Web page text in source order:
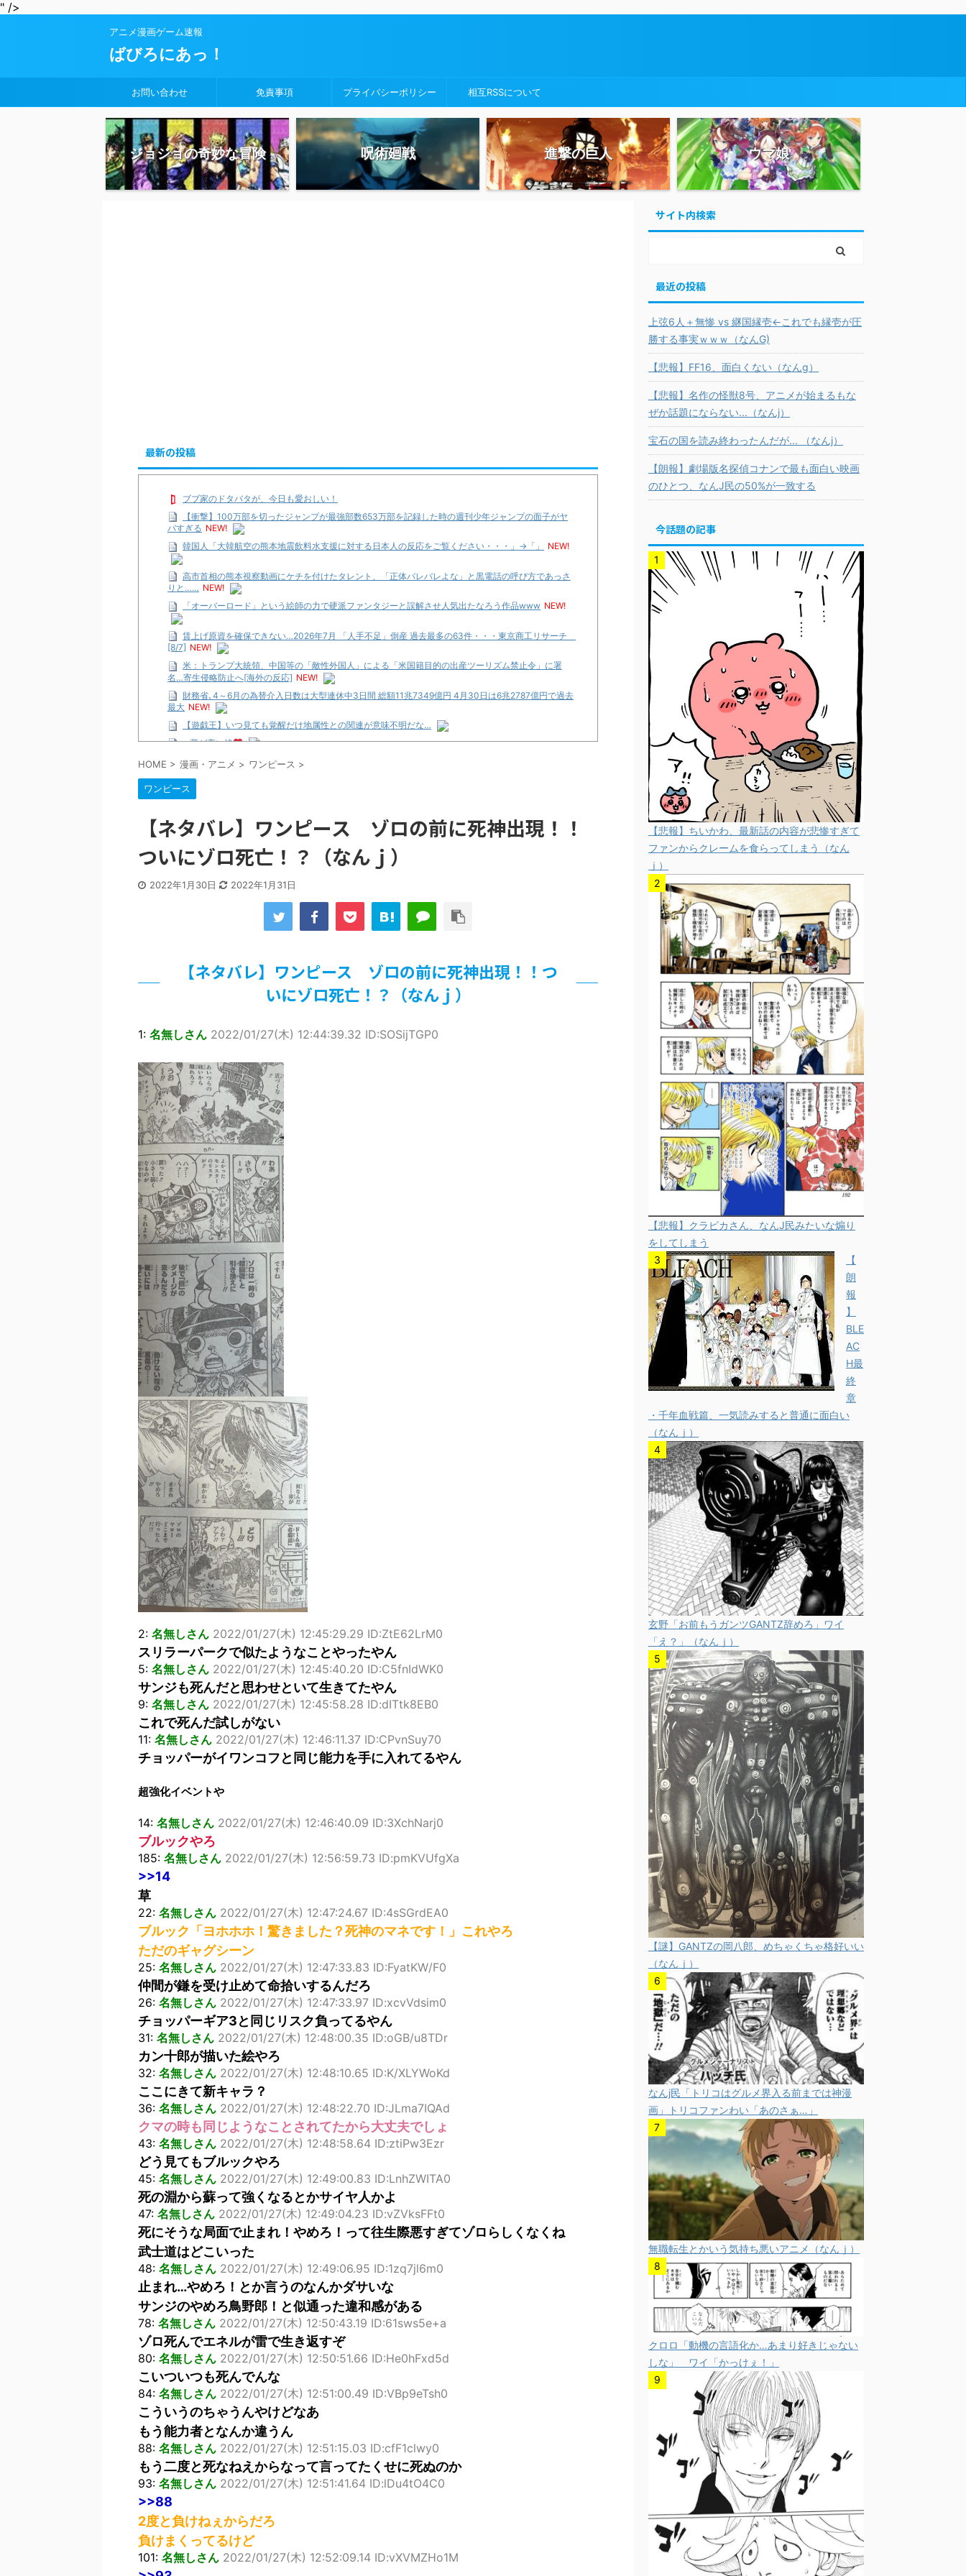
" />
アニメ漫画ゲーム速報
ばびろにあっ！
お問い合わせ 免責事項 プライバシーポリシー 相互RSSについて
ジョジョの奇妙な冒険 呪術廻戦 進撃の巨人 ウマ娘
最新の投稿
ブブ家のドタバタが、今日も愛おしい！
【衝撃】100万部を切ったジャンプが最強部数653万部を記録した時の週刊少年ジャンプの面子がヤ
バすぎる NEW!
韓国人「大韓航空の熊本地震飲料水支援に対する日本人の反応をご覧ください・・・」→「」
NEW!
高市首相の熊本視察動画にケチを付けたタレント、「正体バレバレよな」と黒電話の呼び方であっさ
りと…… NEW!
「オーバーロード」という絵師の力で硬派ファンタジーと誤解させ人気出たなろう作品www NEW!
賃上げ原資を確保できない…2026年7月 「人手不足」倒産 過去最多の63件・・・東京商工リサーチ
[8/7] NEW!
米：トランプ大統領、中国等の「敵性外国人」による「米国籍目的の出産ツーリズム禁止令」に署
名…寄生侵略防止へ[海外の反応] NEW!
財務省､4～6月の為替介入日数は大型連休中3日間 総額11兆7349億円 4月30日は6兆2787億円で過去
最大 NEW!
【遊戯王】いつ見ても覚醒だけ地属性との関連が意味不明だな…
…背が高い娘
【遊戯王】いつ見ても覚醒だけ地属性との関連が意味不明だな…
「洋画に日本版主題歌は必要か?」論争
【ギャルゲ】「千恋*万花」のアニメ化決定でKOTOKOが主題歌歌うよ！
北原ももさんの挑発!!!
【画像】この女優さん、可愛すぎる
【遊戯王】いつ見ても覚醒だけ地属性との関連が意味不明だな…
美少女図鑑AWARD2026グランプリ・榎本彩乃、グラビア披露！透明感が凄い！！
【朗報】齋藤飛鳥、前屈みで完全に見えてる動画が拡散されてしまう…
【画像】『プリズマ☆イリヤ』の新グッズ、流石に一線を越えてしまう
…背が高い娘
佐藤絢音ちゃん(11)が万バズ！！
超能力が使えるようになったので限界まで極める事にした件 その２
【画像】『プリズマ☆イリヤ』の新グッズ、流石に一線を越えてしまう
敵「ダンクーガは合体するまでが長過ぎてつまらない」←合体する前から面白いんだよなぁ
まとめチェッカーは閉鎖しました。RSSの解除をお願いします。
【信長の野望・新生】米問屋をどういう時にどこに建てるのかわからない
NHKにようこそ！を見終えたんだがｗｗｗ
Powered by livedoor 相互RSS
HOME > 漫画・アニメ > ワンピース >
ワンピース
【ネタバレ】ワンピース ゾロの前に死神出現！！
ついにゾロ死亡！？（なんｊ）
2022年1月30日 2022年1月31日
【ネタバレ】ワンピース ゾロの前に死神出現！！つ
いにゾロ死亡！？（なんｊ）
1: 名無しさん 2022/01/27(木) 12:44:39.32 ID:SOSijTGP0
2: 名無しさん 2022/01/27(木) 12:45:29.29 ID:ZtE62LrM0
スリラーパークで似たようなことやったやん
5: 名無しさん 2022/01/27(木) 12:45:40.20 ID:C5fnIdWK0
サンジも死んだと思わせといて生きてたやん
9: 名無しさん 2022/01/27(木) 12:45:58.28 ID:dITtk8EB0
これで死んだ試しがない
11: 名無しさん 2022/01/27(木) 12:46:11.37 ID:CPvnSuy70
チョッパーがイワンコフと同じ能力を手に入れてるやん
超強化イベントや
14: 名無しさん 2022/01/27(木) 12:46:40.09 ID:3XchNarj0
ブルックやろ
185: 名無しさん 2022/01/27(木) 12:56:59.73 ID:pmKVUfgXa
>>14
草
22: 名無しさん 2022/01/27(木) 12:47:24.67 ID:4sSGrdEA0
ブルック「ヨホホホ！驚きました？死神のマネです！」これやろ
ただのギャグシーン
25: 名無しさん 2022/01/27(木) 12:47:33.83 ID:FyatKW/F0
仲間が鎌を受け止めて命拾いするんだろ
26: 名無しさん 2022/01/27(木) 12:47:33.97 ID:xcvVdsim0
チョッパーギア3と同じリスク負ってるやん
31: 名無しさん 2022/01/27(木) 12:48:00.35 ID:oGB/u8TDr
カン十郎が描いた絵やろ
32: 名無しさん 2022/01/27(木) 12:48:10.65 ID:K/XLYWoKd
ここにきて新キャラ？
36: 名無しさん 2022/01/27(木) 12:48:22.70 ID:JLma7IQAd
クマの時も同じようなことされてたから大丈夫でしょ
43: 名無しさん 2022/01/27(木) 12:48:58.64 ID:ztiPw3Ezr
どう見てもブルックやろ
45: 名無しさん 2022/01/27(木) 12:49:00.83 ID:LnhZWITA0
死の淵から蘇って強くなるとかサイヤ人かよ
47: 名無しさん 2022/01/27(木) 12:49:04.23 ID:vZVksFFt0
死にそうな局面で止まれ！やめろ！って往生際悪すぎてゾロらしくなくね
武士道はどこいった
48: 名無しさん 2022/01/27(木) 12:49:06.95 ID:1zq7jl6m0
止まれ…やめろ！とか言うのなんかダサいな
サンジのやめろ鳥野郎！と似通った違和感がある
78: 名無しさん 2022/01/27(木) 12:50:43.19 ID:61sws5e+a
ゾロ死んでエネルが雷で生き返すぞ
80: 名無しさん 2022/01/27(木) 12:50:51.66 ID:He0hFxd5d
こいついつも死んでんな
84: 名無しさん 2022/01/27(木) 12:51:00.49 ID:VBp9eTsh0
こういうのちゃうんやけどなあ
もう能力者となんか違うん
88: 名無しさん 2022/01/27(木) 12:51:15.03 ID:cfF1clwy0
もう二度と死なねえからなって言ってたくせに死ぬのか
93: 名無しさん 2022/01/27(木) 12:51:41.64 ID:lDu4tO4C0
>>88
2度と負けねぇからだろ
負けまくってるけど
101: 名無しさん 2022/01/27(木) 12:52:09.14 ID:vXVMZHo1M
サイト内検索
最近の投稿
上弦6人＋無惨 vs 継国縁壱←これでも縁壱が圧
勝する事実ｗｗｗ（なんG)
【悲報】FF16、面白くない（なんg）
【悲報】名作の怪獣8号、アニメが始まるもな
ぜか話題にならない...（なんj）
宝石の国を読み終わったんだが... （なんj）
【朗報】劇場版名探偵コナンで最も面白い映画
のひとつ、なんJ民の50%が一致する
今話題の記事
【悲報】ちいかわ、最新話の内容が悲惨すぎて
ファンからクレームを食らってしまう（なん
ｊ）
【悲報】クラピカさん、なんJ民みたいな煽り
をしてしまう
【
朗
報
】
BLE
AC
H最
終
章
・千年血戦篇、一気読みすると普通に面白い
（なんｊ）
玄野「お前もうガンツGANTZ辞めろ」ワイ
「え？」（なんｊ）
【謎】GANTZの岡八郎、めちゃくちゃ格好いい
（なんｊ）
なんj民「トリコはグルメ界入る前までは神漫
画」トリコファンわい「あのさぁ…」
無職転生とかいう気持ち悪いアニメ（なんｊ）
クロロ「動機の言語化か…あまり好きじゃない
しな」 ワイ「かっけぇ！」